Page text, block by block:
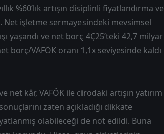
%60’lık artışın disiplinli fiyatlandırma ve
işletme sermayesindeki mevsimsel
yaşandı ve net borç 4Ç25’teki 42,7 milyar
borç/VAFÖK oranı 1,1x seviyesinde kaldı
kâr, VAFÖK ile cirodaki artışın yatırım
zaten açıkladığı dikkate
olabileceği de not edildi. Buna